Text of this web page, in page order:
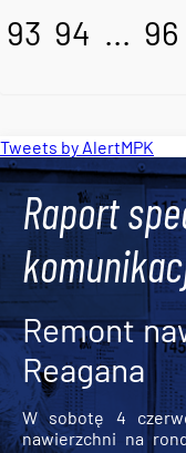
93 94 ... 96
Tweets by AlertMPK
Raport
Remont
Reagana
W sobotę 4
nawierzchni na